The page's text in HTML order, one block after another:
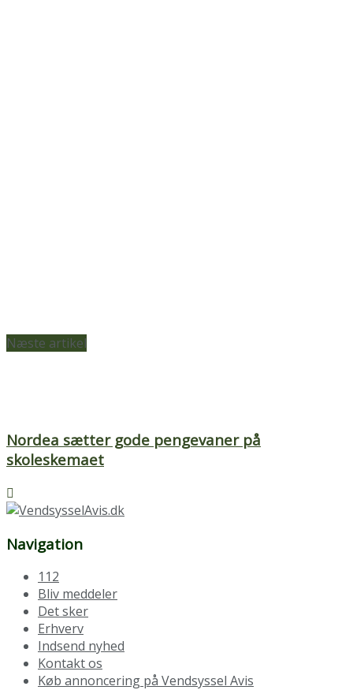
Næste artikel
Nordea sætter gode pengevaner på
skoleskemaet
Navigation
112
Bliv meddeler
Det sker
Erhverv
Indsend nyhed
Kontakt os
Køb annoncering på Vendsyssel Avis